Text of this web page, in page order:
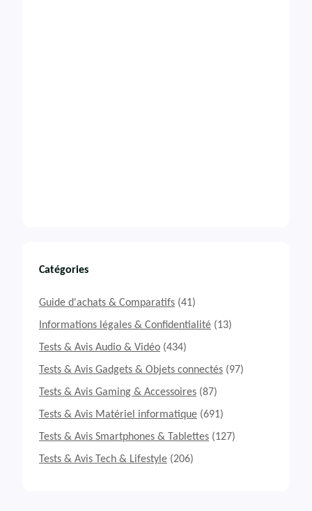
Catégories
Guide d'achats & Comparatifs (41)
Informations légales & Confidentialité (13)
Tests & Avis Audio & Vidéo (434)
Tests & Avis Gadgets & Objets connectés (97)
Tests & Avis Gaming & Accessoires (87)
Tests & Avis Matériel informatique (691)
Tests & Avis Smartphones & Tablettes (127)
Tests & Avis Tech & Lifestyle (206)